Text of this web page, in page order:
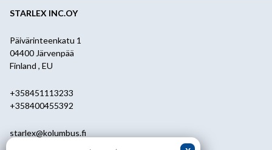
STARLEX INC.OY
Päivärinteenkatu 1
04400 Järvenpää
Finland , EU
+358451113233
+358400455392
starlex@kolumbus.fi